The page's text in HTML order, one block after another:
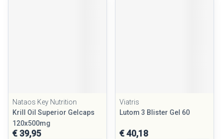
Nataos Key Nutrition
Krill Oil Superior Gelcaps
120x500mg
€ 39,95
Viatris
Lutom 3 Blister Gel 60
€ 40,18